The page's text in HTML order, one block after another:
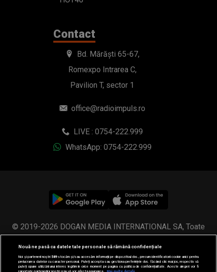
Contact
Bd. Mărăști 65-67,
Romexpo Intrarea C,
Pavilion T, sector 1
office@radioimpuls.ro
LIVE : 0754-222.999
WhatsApp: 0754-222.999
© 2019-2026 DOGAN MEDIA INTERNATIONAL SA, Toate
drepturile rezervate.
Nouă ne pasă ca datele tale personale să rămână confidențiale
Noi și partenerii noștri589stocăm și/sau accesăm informații pe dispozitivul dvs., precum identificatorii cookie unici pentru
prelucrarea datelor cu caracter personal. Puteți accepta sau gestiona preferințele dvs. făcând clic mai jos, respectiv vă
puteți opune utilizării unui interes legitim în orice moment pe pagina cu politica de confidențialitate. Aceste alegeri vor fi
raportate partenerilor noștri și nu vă vor afecta navigarea.
Mai multe detalii